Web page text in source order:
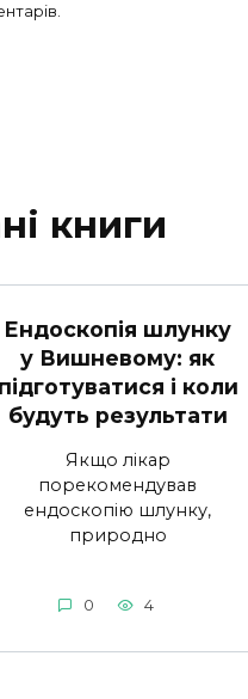
книги
Ендоскопія шлунку
у Вишневому: як
підготуватися і коли
будуть результати
Якщо лікар
порекомендував
ендоскопію шлунку,
природно
0 4